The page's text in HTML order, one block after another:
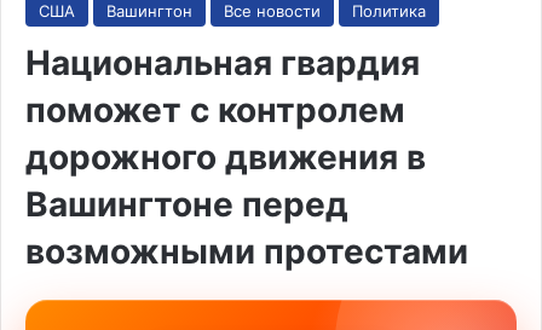
США Вашингтон Все новости Политика
Национальная гвардия
поможет с контролем
дорожного движения в
Вашингтоне перед
возможными протестами